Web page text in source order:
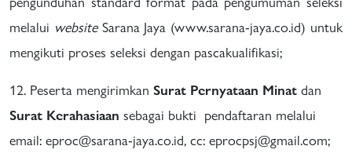
melalui websiteSarana Jaya (www.sarana-jaya.co.id) untuk
mengikuti proses seleksi dengan pascakualifikasi;
12. Peserta mengirimkan Surat Pernyataan Minat dan
Surat Kerahasiaan sebagai bukti pendaftaran melalui
email: eproc@sarana-jaya.co.id, cc: eprocpsj@gmail.com;